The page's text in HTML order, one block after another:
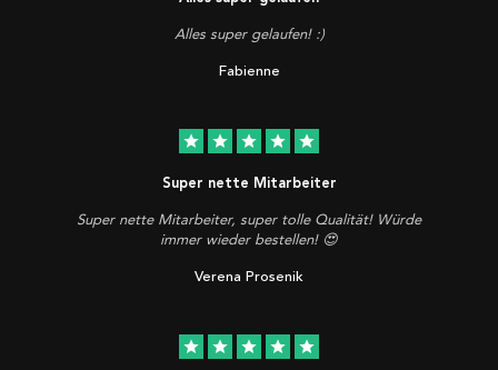
Alles super gelaufen! :)
Fabienne
star star star star star
Super nette Mitarbeiter
Super nette Mitarbeiter, super tolle Qualität! Würde
immer wieder bestellen! 😍
Verena Prosenik
star star star star star